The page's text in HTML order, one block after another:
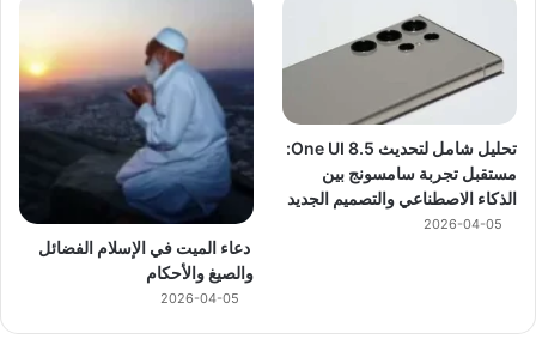
تحليل شامل لتحديث One UI 8.5:
مستقبل تجربة سامسونج بين
الذكاء الاصطناعي والتصميم الجديد
2026-04-05
دعاء الميت في الإسلام الفضائل
والصيغ والأحكام
2026-04-05